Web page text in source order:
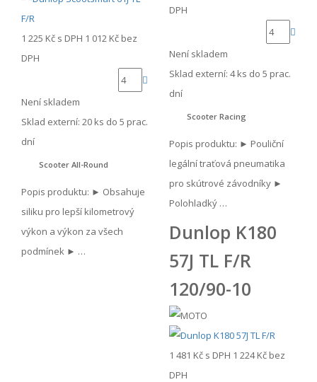
1 225 Kč s DPH 1 012 Kč bez
DPH
Není skladem
Sklad externí: 20 ks do 5 prac.
dní
Scooter All-Round
Popis produktu: ► Obsahuje
siliku pro lepší kilometrový
výkon a výkon za všech
podmínek ► …
DPH
Není skladem
Sklad externí: 4 ks do 5 prac.
dní
Scooter Racing
Popis produktu: ► Pouliční
legální traťová pneumatika
pro skútrové závodníky ►
Polohladký …
Dunlop K180
57J TL F/R
120/90-10
1 481 Kč s DPH 1 224 Kč bez
DPH